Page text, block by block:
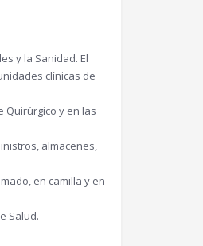
y la Sanidad. El
clínicas de
Quirúrgico y en las
almacenes,
en camilla y en
Salud.